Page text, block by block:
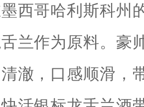
西哥哈利斯科州
兰作为原料。豪
澈，口感顺滑，